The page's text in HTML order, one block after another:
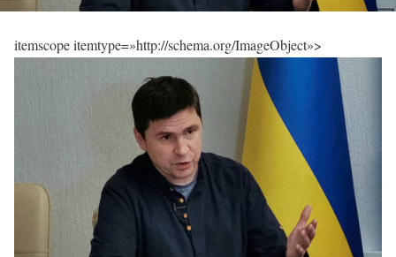
itemscope itemtype=»http://schema.org/ImageObject»>